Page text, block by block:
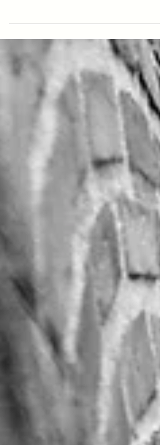
Fotografia externa de Noivos MG,
Ensaio de noivos externo, Trash the
Dress MG Fotografia, Ensaios pós